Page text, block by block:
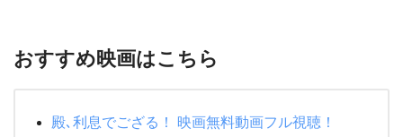
おすすめ映画はこちら
殿､利息でござる！ 映画無料動画フル視聴！